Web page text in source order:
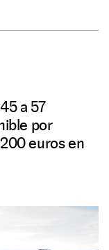
a 57
por
euros en